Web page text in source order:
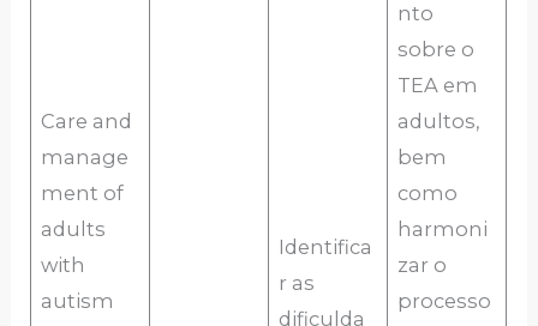
Care and
manage
ment of
adults
with
autism
Identifica
r as
dificulda
nto
sobre o
TEA em
adultos,
bem
como
harmoni
zar o
processo